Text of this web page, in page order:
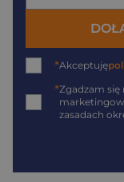
*Akceptuję
*Zgadzam
zasadach